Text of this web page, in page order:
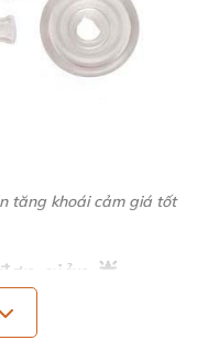
tăng khoái cảm giá tốt
giản 🌟
DC69G được